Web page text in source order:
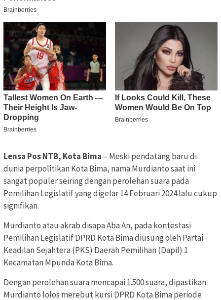
Lensa Pos NTB, Kota Bima – Meski pendatang baru di
dunia perpolitikan Kota Bima, nama Murdianto saat ini
sangat populer seiring dengan perolehan suara pada
Pemilihan Legislatif yang digelar 14 Februari 2024 lalu cukup
signifikan.
Murdianto atau akrab disapa Aba An, pada kontestasi
Pemilihan Legislatif DPRD Kota Bima diusung oleh Partai
Keadilan Sejahtera (PKS) Daerah Pemilihan (Dapil) 1
Kecamatan Mpunda Kota Bima.
Dengan perolehan suara mencapai 1.500 suara, dipastikan
Murdianto lolos merebut kursi DPRD Kota Bima periode